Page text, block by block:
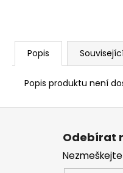
Popis
Popis produktu není
Z
Odebírat